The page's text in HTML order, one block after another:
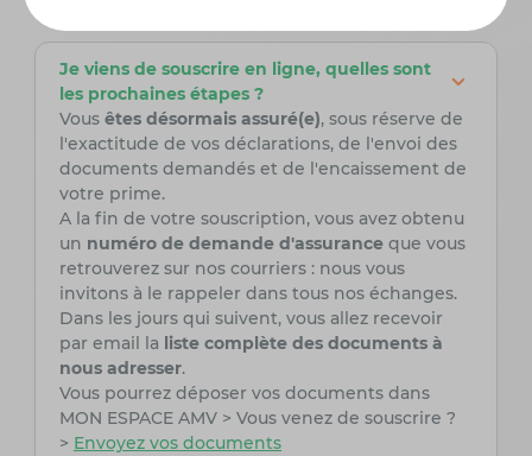
Je viens de souscrire en ligne, quelles sont
les prochaines étapes ?
Vous êtes désormais assuré(e), sous réserve de
l'exactitude de vos déclarations, de l'envoi des
documents demandés et de l'encaissement de
votre prime.
A la fin de votre souscription, vous avez obtenu
un numéro de demande d'assuranceque vous
retrouverez sur nos courriers : nous vous
invitons à le rappeler dans tous nos échanges.
Dans les jours qui suivent, vous allez recevoir
par email la liste complète des documents à
nous adresser.
Vous pourrez déposer vos documents dans
MON ESPACE AMV > Vous venez de souscrire ?
> Envoyez vos documents